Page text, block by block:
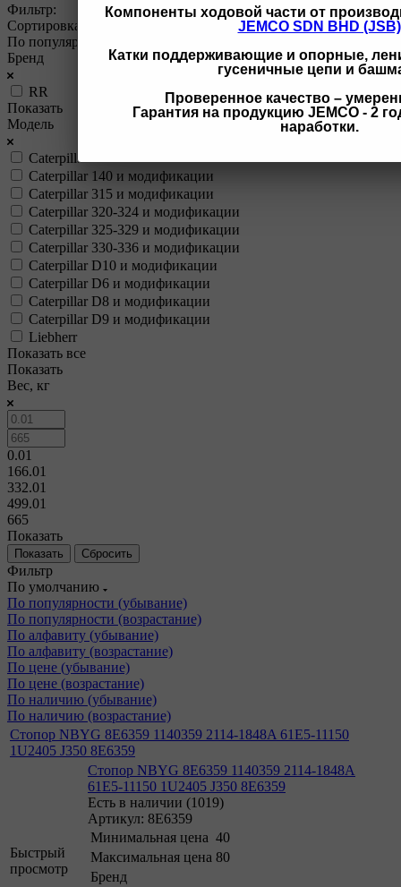
Компоненты ходовой части от
JEMCO SDN BHD (JSB)
Катки поддерживающие и опорные,
гусеничные цепи и
Проверенное качество –
Гарантия на продукцию JEMCO - 2
наработки.
Фильтр:
Сортировка
По популярности (убывание)
Бренд
RR
Показать
Модель
Caterpillar
Caterpillar 140 и модификации
Caterpillar 315 и модификации
Caterpillar 320-324 и модификации
Caterpillar 325-329 и модификации
Caterpillar 330-336 и модификации
Caterpillar D10 и модификации
Caterpillar D6 и модификации
Caterpillar D8 и модификации
Caterpillar D9 и модификации
Liebherr
Показать все
Показать
Вес, кг
0.01
166.01
332.01
499.01
665
Показать
Сбросить
Фильтр
По умолчанию
По популярности (убывание)
По популярности (возрастание)
По алфавиту (убывание)
По алфавиту (возрастание)
По цене (убывание)
По цене (возрастание)
По наличию (убывание)
По наличию (возрастание)
Стопор NBYG 8E6359 1140359 2114-1848A 61E5-11150
1U2405 J350 8E6359
Быстрый
просмотр
Стопор NBYG 8E6359 1140359 2114-1848A
61E5-11150 1U2405 J350 8E6359
Есть в наличии (1019)
Артикул: 8E6359
Минимальная цена 40
Максимальная цена 80
Бренд